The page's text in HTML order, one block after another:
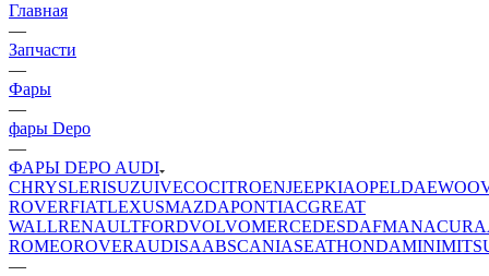
Главная
—
Запчасти
—
Фары
—
фары Depo
—
ФАРЫ DEPO AUDI
CHRYSLERISUZUIVECOCITROENJEEPKIAOPELDAEWOO
ROVERFIATLEXUSMAZDAPONTIACGREAT
WALLRENAULTFORDVOLVOMERCEDESDAFMANACURA
ROMEOROVERAUDISAABSCANIASEATHONDAMINI
—